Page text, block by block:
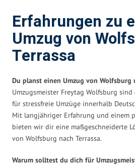
Erfahrungen zu
Umzug von
Terrassa
Du planst einen Umzug von Wolfsburg
Umzugsmeister Freytag Wolfsburg
für stressfreie Umzüge innerhalb
Mit langjähriger Erfahrung und einem
bieten wir dir eine maßgeschneiderte
von Wolfsburg nach Terrassa.
Warum solltest du dich für